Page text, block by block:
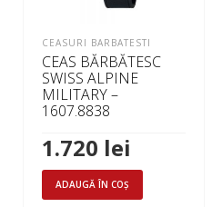
CEASURI BARBATESTI
CEAS BĂRBĂTESC
SWISS ALPINE
MILITARY –
1607.8838
1.720 lei
ADAUGĂ ÎN COȘ